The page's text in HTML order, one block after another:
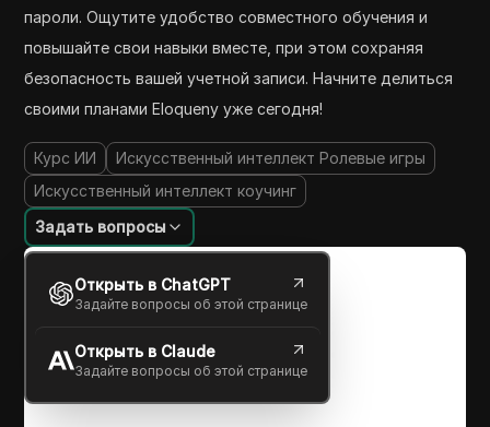
пароли. Ощутите удобство совместного обучения и
повышайте свои навыки вместе, при этом сохраняя
безопасность вашей учетной записи. Начните делиться
своими планами Eloqueny уже сегодня!
Курс ИИ
Искусственный интеллект Ролевые игры
Искусственный интеллект коучинг
Задать вопросы
Открыть в ChatGPT
Задайте вопросы об этой странице
Открыть в Claude
Задайте вопросы об этой странице